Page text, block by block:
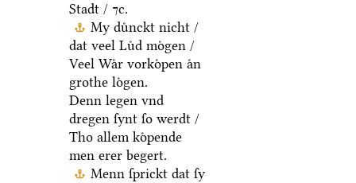
Stadt / ⁊c.
My duͤnckt nicht /
dat veel Luͤd moͤgen /
Veel Waͤr vorkoͤpen aͤn
grothe loͤgen.
Denn legen vnd
dregen ſynt ſo werdt /
Tho allem koͤpende
men erer begert.
Menn ſprickt dat ſy